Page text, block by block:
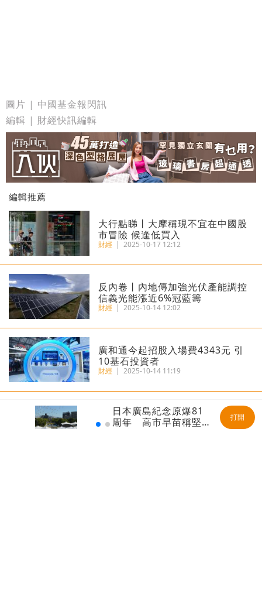
圖片 | 中國基金報閃訊
編輯 | 財經快訊編輯
編輯推薦
大行點睇丨大摩稱現不宜在中國股
市冒險 候逢低買入
財經 | 2025-10-17 12:12
反內卷丨內地傳加強光伏產能調控
信義光能漲近6%冠藍籌
財經 | 2025-10-14 12:02
廣和通今起招股入場費4343元 引
10基石投資者
財經 | 2025-10-14 11:19
港匯再觸7.85弱方保證 金管局200
億接港元沽盤
日本廣島紀念原爆81
周年 高市早苗稱堅持
打開